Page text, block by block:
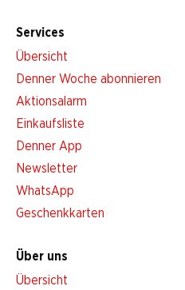
Services
Übersicht
Denner Woche abonnieren
Aktionsalarm
Einkaufsliste
Denner App
Newsletter
WhatsApp
Geschenkkarten
Über uns
Übersicht